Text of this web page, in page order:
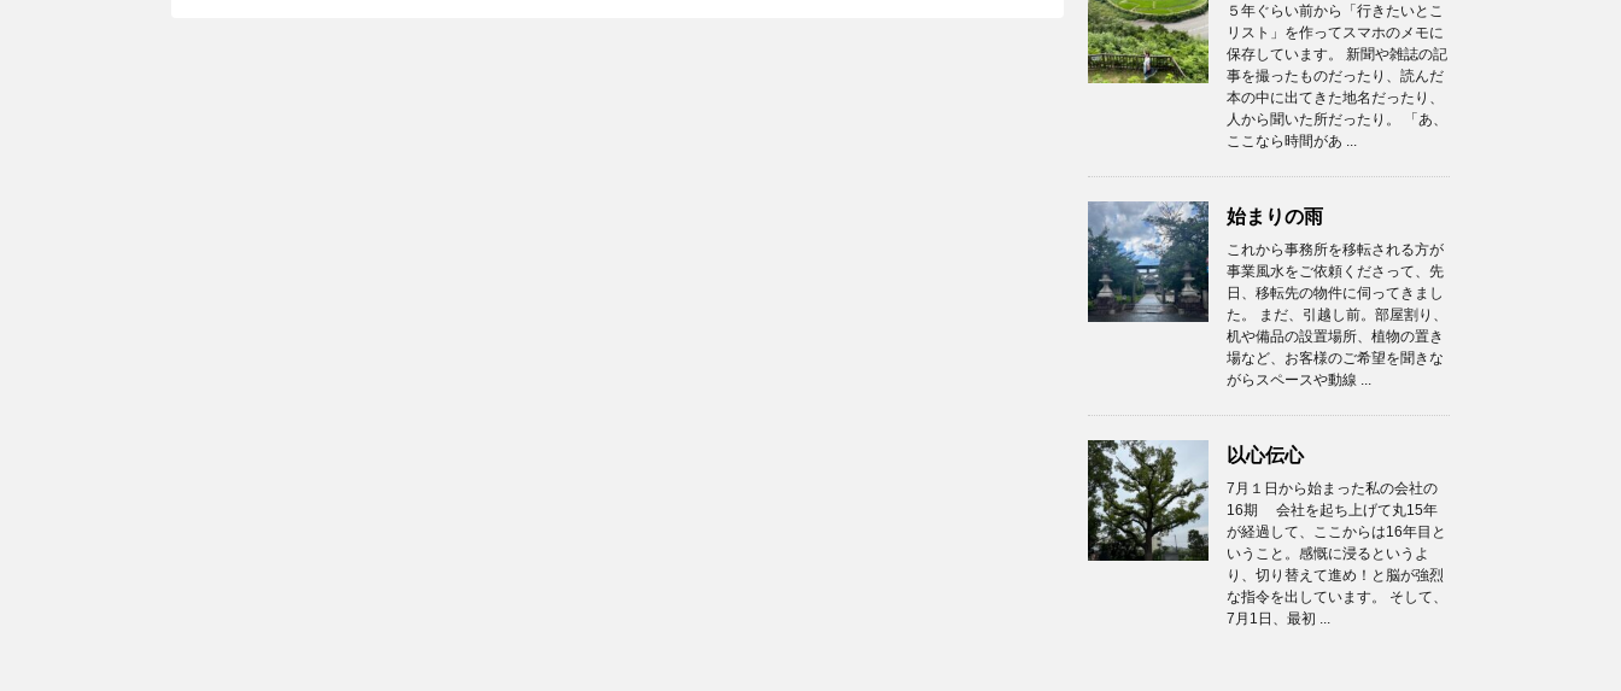
５年ぐらい前から「行きたいとこ
リスト」を作ってスマホのメモに
保存しています。 新聞や雑誌の記
事を撮ったものだったり、読んだ
本の中に出てきた地名だったり、
人から聞いた所だったり。 「あ、
ここなら時間があ ...
始まりの雨
これから事務所を移転される方が
事業風水をご依頼くださって、先
日、移転先の物件に伺ってきまし
た。 まだ、引越し前。部屋割り、
机や備品の設置場所、植物の置き
場など、お客様のご希望を聞きな
がらスペースや動線 ...
以心伝心
7月１日から始まった私の会社の
16期 会社を起ち上げて丸15年
が経過して、ここからは16年目と
いうこと。感慨に浸るというよ
り、切り替えて進め！と脳が強烈
な指令を出しています。 そして、
7月1日、最初 ...